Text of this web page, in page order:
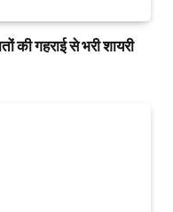
गहराई से भरी शायरी